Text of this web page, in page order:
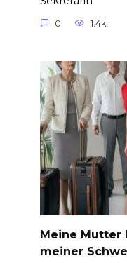
0 1.4k.
Meine Mutter
meiner